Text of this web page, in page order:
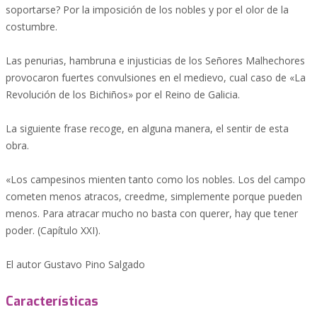
soportarse? Por la imposición de los nobles y por el olor de la
costumbre.
Las penurias, hambruna e injusticias de los Señores Malhechores
provocaron fuertes convulsiones en el medievo, cual caso de «La
Revolución de los Bichiños» por el Reino de Galicia.
La siguiente frase recoge, en alguna manera, el sentir de esta
obra.
«Los campesinos mienten tanto como los nobles. Los del campo
cometen menos atracos, creedme, simplemente porque pueden
menos. Para atracar mucho no basta con querer, hay que tener
poder. (Capítulo XXI).
El autor Gustavo Pino Salgado
Características